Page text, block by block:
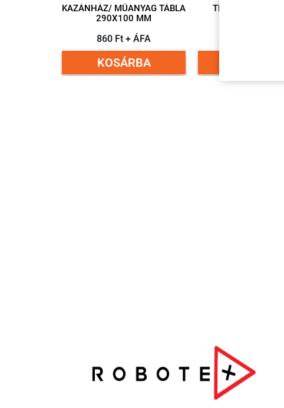
KAZÁNHÁZ/ MŰANYAG TÁBLA
290X100 MM
860 Ft + ÁFA
KOSÁRBA
TELI/ MŰANYAG TÁBLA